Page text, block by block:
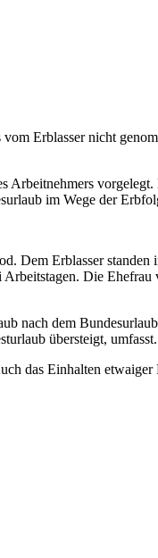
Erblasser nicht
Arbeitnehmers
im Wege der
Dem Erblasser
Die
nach dem
übersteigt, umfasst.
das Einhalten